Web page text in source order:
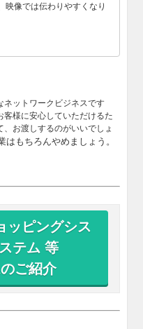
映像では伝わりやすくなり
ネットワークビジネスです
様に安心していただけるた
お渡しするのがいいでしょ
もちろんやめましょう。
ッピングシス
テム 等
ご紹介